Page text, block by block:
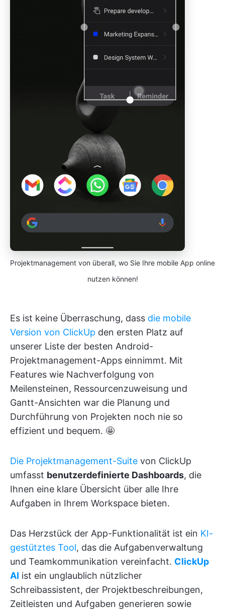
Projektmanagement von überall, wo Sie Ihre mobile App online
nutzen können!
Es ist keine Überraschung, dass die mobile
Version von ClickUp den ersten Platz auf
unserer Liste der besten Android-
Projektmanagement-Apps einnimmt. Mit
Features wie Nachverfolgung von
Meilensteinen, Ressourcenzuweisung und
Gantt-Ansichten war die Planung und
Durchführung von Projekten noch nie so
effizient und bequem. 🤩
Die Projektmanagement-Suite von ClickUp
umfasst benutzerdefinierte Dashboards, die
Ihnen eine klare Übersicht über alle Ihre
Aufgaben in Ihrem Workspace bieten.
Das Herzstück der App-Funktionalität ist ein KI-
gestütztes Tool, das die Aufgabenverwaltung
und Teamkommunikation vereinfacht. ClickUp
AI ist ein unglaublich nützlicher
Schreibassistent, der Projektbeschreibungen,
Zeitleisten und Aufgaben generieren sowie